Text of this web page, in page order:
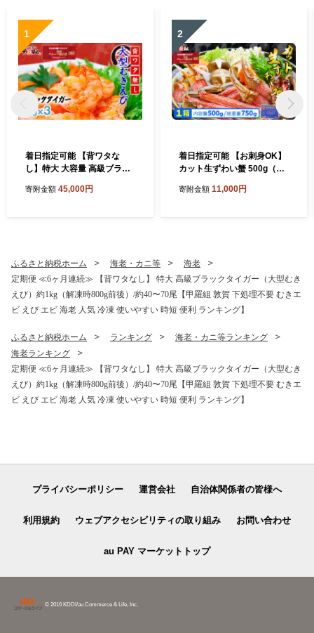
1
着日指定可能 【背ワタな
し】特大 大容量 高級ブラッ
約1kg (解凍時800g前後) / 約
寄附金額 45,000円
2
着日指定可能 【お刺身OK】
カット生ずわい蟹 500g（総
敦賀 かに カニ 蟹 ズワイガニ
寄附金額 11,000円
ふるさと納税ホーム 海老・カニ等
海老
定期便 ≪6ヶ月連続≫ 【背ワタなし】 特大 高級ブラックタイガー（大型むき
えび）約1kg（解凍時800g前後）/約40〜70尾【甲羅組 敦賀 下処理不要 むきエ
ビ えび エビ 海老 人気 冷凍 使いやすい 時短 便利 ランキング】
ふるさと納税ホーム ランキング
海老・カニ等ランキング
海老ランキング
定期便 ≪6ヶ月連続≫ 【背ワタなし】 特大 高級ブラックタイガー（大型むき
えび）約1kg（解凍時800g前後）/約40〜70尾【甲羅組 敦賀 下処理不要 むきエ
ビ えび エビ 海老 人気 冷凍 使いやすい 時短 便利 ランキング】
プライバシーポリシー 運営会社 自治体関係者の皆様へ
利用規約 ウェブアクセシビリティの取り組み お問い合わせ
au PAY マーケットトップ
© 2016 KDDI/au Commerce & Life, Inc.